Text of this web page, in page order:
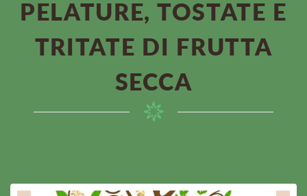
PELATURE, TOSTATE E
TRITATE DI FRUTTA
SECCA